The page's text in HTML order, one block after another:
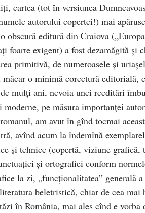
cartea (tot în versiunea
autorului copertei!) mai
obscură editură din Craiova
foarte exigent) a fost dezamăgită şi
primitivă, de numeroasele şi
o minimă corectură editorială,
mulţi ani, nevoia unei reeditări
pe măsura importanţei
am avut în gînd tocmai
avînd acum la îndemînă
şi tehnice (copertă, viziune
şi ortografiei conform
la zi, „funcţionalitatea” generală
beletristică, chiar de cea
în România, mai ales cînd e